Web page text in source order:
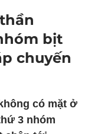
bịt
chuyến
có mặt ở
3 nhóm